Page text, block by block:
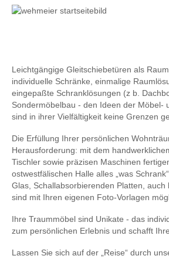
Leichtgängige Gleitschiebetüren als
individuelle Schränke, einmalige
eingepaßte Schranklösungen (z b.
Sondermöbelbau - den Ideen der Möbel-
sind in ihrer Vielfältigkeit keine Grenzen
Die Erfüllung Ihrer persönlichen
Herausforderung: mit dem
Tischler sowie präzisen Maschinen
ostwestfälischen Halle alles „was
Glas, Schallabsorbierenden Platten, auch
sind mit Ihren eigenen Foto-Vorlagen
Ihre Traummöbel sind Unikate - das
zum persönlichen Erlebnis und schafft
Lassen Sie sich auf der „Reise“ durch